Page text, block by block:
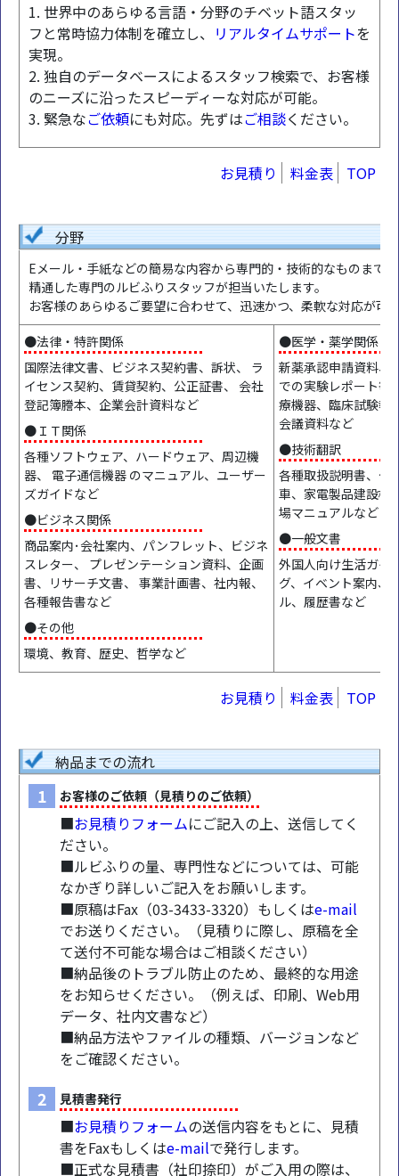
1. 世界中のあらゆる言語・分野のチベット語スタッ
フと常時協力体制を確立し、 リアルタイムサポートを
実現。
2. 独自のデータベースによるスタッフ検索で、お客様
のニーズに沿ったスピーディーな対応が可能。
3. 緊急なご依頼にも対応。先ずはご相談ください。
お見積り 料金表 TOP
分野
Eメール・手紙などの簡易な内容から専門的・技術的なものまで
精通した専門のルビふりスタッフが担当いたします。
お客様のあらゆるご要望に合わせて、迅速かつ、柔軟な対応が可
●法律・特許関係
国際法律文書、ビジネス契約書、訴状、 ラ
イセンス契約、賃貸契約、公正証書、 会社
登記簿謄本、企業会計資料など
●ＩＴ関係
各種ソフトウェア、ハードウェア、周辺機
器、 電子通信機器 のマニュアル、ユーザー
ズガイドなど
●ビジネス関係
商品案内･会社案内、パンフレット、ビジネ
スレター、 プレゼンテーション資料、企画
書、リサーチ文書、 事業計画書、社内報、
各種報告書など
●その他
環境、教育、歴史、哲学など
●医学・薬学関係
新薬承認申請資料、
での実験レポート等
療機器、臨床試験報
会議資料など
●技術翻訳
各種取扱説明書、仕
車、家電製品建設機
場マニュアルなど
●一般文書
外国人向け生活ガイ
グ、イベント案内、
ル、履歴書など
お見積り 料金表 TOP
納品までの流れ
1 お客様のご依頼（見積りのご依頼）
■お見積りフォームにご記入の上、送信してく
ださい。
■ルビふりの量、専門性などについては、可能
なかぎり詳しいご記入をお願いします。
■原稿はFax（03-3433-3320）もしくはe-mail
でお送りください。（見積りに際し、原稿を全
て送付不可能な場合はご相談ください）
■納品後のトラブル防止のため、最終的な用途
をお知らせください。（例えば、印刷、Web用
データ、社内文書など）
■納品方法やファイルの種類、バージョンなど
をご確認ください。
2 見積書発行
■お見積りフォームの送信内容をもとに、見積
書をFaxもしくはe-mailで発行します。
■正式な見積書（社印捺印）がご入用の際は、